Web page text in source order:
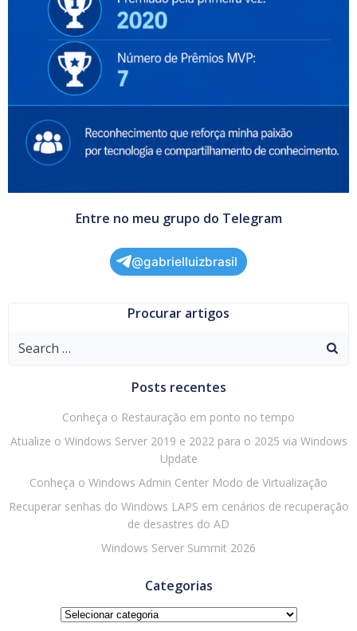
Entre no meu grupo do Telegram
@gabrielluizbrasil
Procurar artigos
Search
Posts recentes
Conheça o Restauração em ponto no tempo
Atualize o Windows Server 2019 e 2022 para o 2025 via Windows
Update
Conheça o Windows Admin Center Modo de Virtualização
Recuperar senhas do Windows LAPS em cenários de recuperação
de desastres do AD
Windows Server Summit 2026
Categorias
Categorias